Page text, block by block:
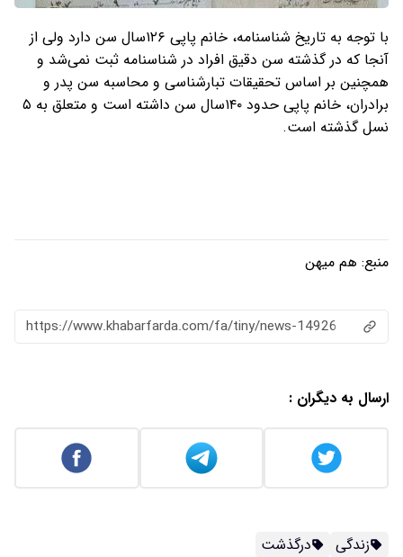
با توجه به تاریخ شناسنامه، خانم پاپی ۱۲۶سال سن دارد ولی از
آنجا که در گذشته سن دقیق افراد در شناسنامه ثبت نمی‌شد و
همچنین بر اساس تحقیقات تبارشناسی و محاسبه سن پدر و
برادران، خانم پاپی حدود ۱۴۰سال سن داشته است و متعلق به ۵
نسل گذشته است.
منبع: هم میهن
https://www.khabarfarda.com/fa/tiny/news-14926
ارسال به دیگران :
زندگی درگذشت